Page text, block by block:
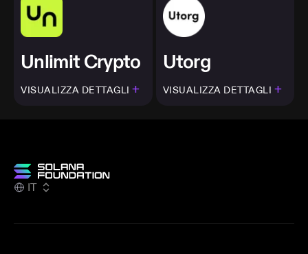
Unlimit Crypto
VISUALIZZA DETTAGLI +
Utorg
VISUALIZZA DETTAGLI +
IT